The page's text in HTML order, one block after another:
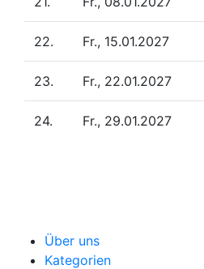
22. Fr., 15.01.2027
23. Fr., 22.01.2027
24. Fr., 29.01.2027
Über uns
Kategorien